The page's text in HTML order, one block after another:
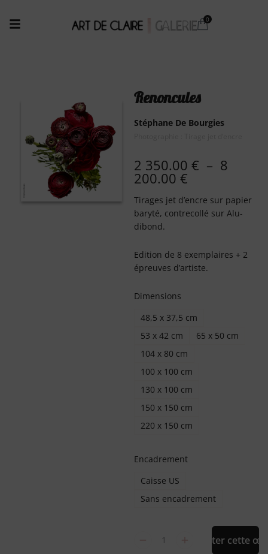
Renoncules
Stéphane De Bourgies
2 350.00 € – 8
200.00 €
Tirages jet d’encre sur papier
baryté, contrecollé sur Alu-
dibond.
Edition de 8 exemplaires + 2
épreuves d’artiste.
Dimensions
48,5 x 37,5 cm
53 x 42 cm
65 x 50 cm
104 x 80 cm
100 x 100 cm
130 x 100 cm
150 x 150 cm
220 x 150 cm
Encadrement
Caisse US
Sans encadrement
Acheter cette